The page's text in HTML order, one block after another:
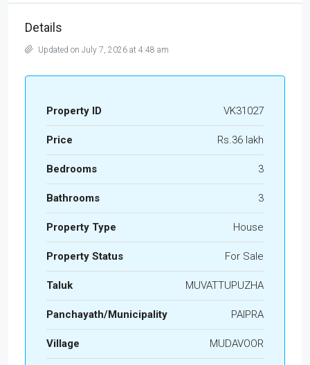
Details
Updated on July 7, 2026 at 4:48 am
Property ID VK31027
Price Rs.36 lakh
Bedrooms 3
Bathrooms 3
Property Type House
Property Status For Sale
Taluk MUVATTUPUZHA
Panchayath/Municipality PAIPRA
Village MUDAVOOR